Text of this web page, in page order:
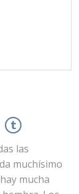
las
muchísimo
mucha